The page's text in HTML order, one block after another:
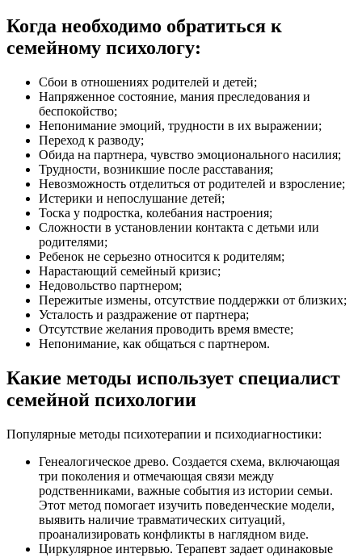
Когда необходимо обратиться к
семейному психологу:
Сбои в отношениях родителей и детей;
Напряженное состояние, мания преследования и
беспокойство;
Непонимание эмоций, трудности в их выражении;
Переход к разводу;
Обида на партнера, чувство эмоционального насилия;
Трудности, возникшие после расставания;
Невозможность отделиться от родителей и взросление;
Истерики и непослушание детей;
Тоска у подростка, колебания настроения;
Сложности в установлении контакта с детьми или
родителями;
Ребенок не серьезно относится к родителям;
Нарастающий семейный кризис;
Недовольство партнером;
Пережитые измены, отсутствие поддержки от близких;
Усталость и раздражение от партнера;
Отсутствие желания проводить время вместе;
Непонимание, как общаться с партнером.
Какие методы использует специалист
семейной психологии
Популярные методы психотерапии и психодиагностики:
Генеалогическое древо. Создается схема, включающая
три поколения и отмечающая связи между
родственниками, важные события из истории семьи.
Этот метод помогает изучить поведенческие модели,
выявить наличие травматических ситуаций,
проанализировать конфликты в наглядном виде.
Циркулярное интервью. Терапевт задает одинаковые